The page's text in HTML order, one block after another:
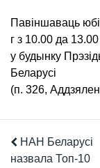
Павіншаваць
г з 10.00 да 13.00
у будынку
Беларусі
(п. 326,
НАН Беларусі
назвала Топ-10